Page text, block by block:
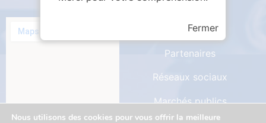
Actualités
Partenaires
Réseaux sociaux
Marchés publics
Nous utilisons des cookies pour vous offrir la meilleure
Fermer